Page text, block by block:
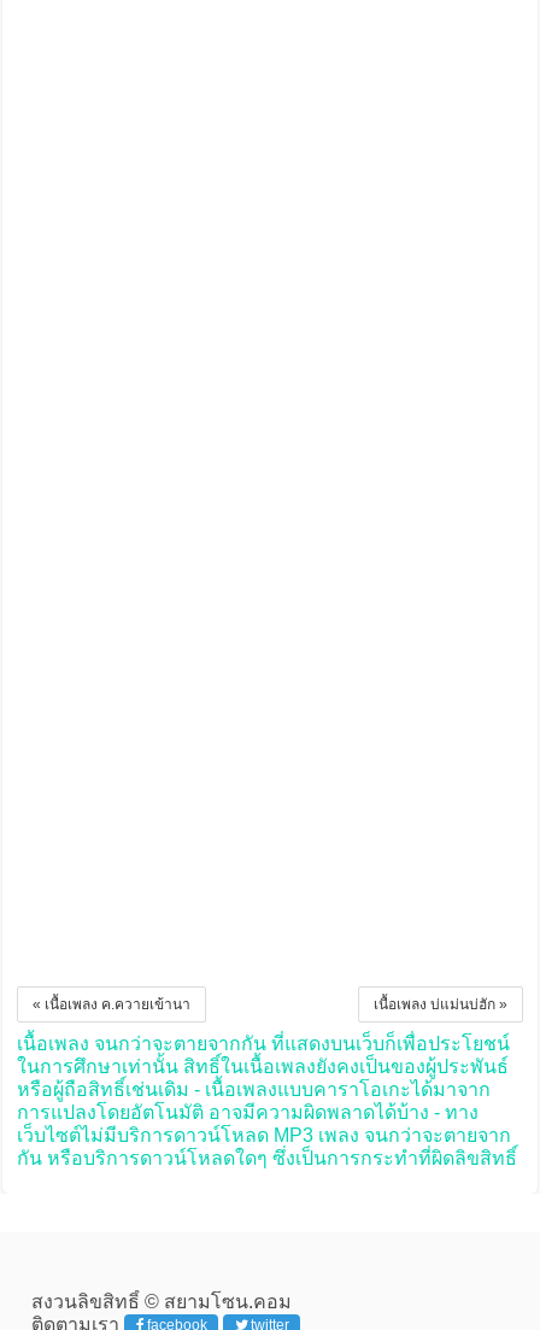
เนื้อเพลง บ่แม่นบ่ฮัก »
« เนื้อเพลง ค.ควายเข้านา
เนื้อเพลง จนกว่าจะตายจากกัน ที่แสดงบนเว็บก็เพื่อประโยชน์
ในการศึกษาเท่านั้น สิทธิ์ในเนื้อเพลงยังคงเป็นของผู้ประพันธ์
หรือผู้ถือสิทธิ์เช่นเดิม - เนื้อเพลงแบบคาราโอเกะได้มาจาก
การแปลงโดยอัตโนมัติ อาจมีความผิดพลาดได้บ้าง - ทาง
เว็บไซต์ไม่มีบริการดาวน์โหลด MP3 เพลง จนกว่าจะตายจาก
กัน หรือบริการดาวน์โหลดใดๆ ซึ่งเป็นการกระทำที่ผิดลิขสิทธิ์
สงวนลิขสิทธิ์ © สยามโซน.คอม
ติดตามเรา
facebook twitter